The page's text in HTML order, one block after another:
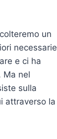
un
necessarie
e ci ha
Ma nel
sulla
attraverso la